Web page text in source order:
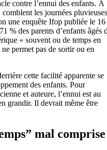
contre l’ennui des enfants. À
les journées pluvieuses
une enquête Ifop publiée le 16
% des parents d’enfants âgés
« souvent ou de temps en
permet pas de sortir ou en
cette facilité apparente se
des enfants. Pour
et auteure, l’ennui est au
grandir. Il devrait même être
mal comprise